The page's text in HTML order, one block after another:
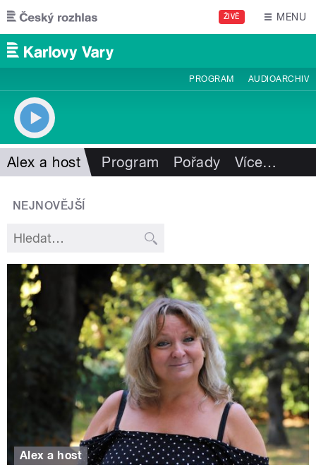
Přejít k hlavnímu obsahu
ŽIVĚ MENU
PROGRAM AUDIOARCHIV
Alex a host Program Pořady Více…
NEJNOVĚJŠÍ
Alex a host